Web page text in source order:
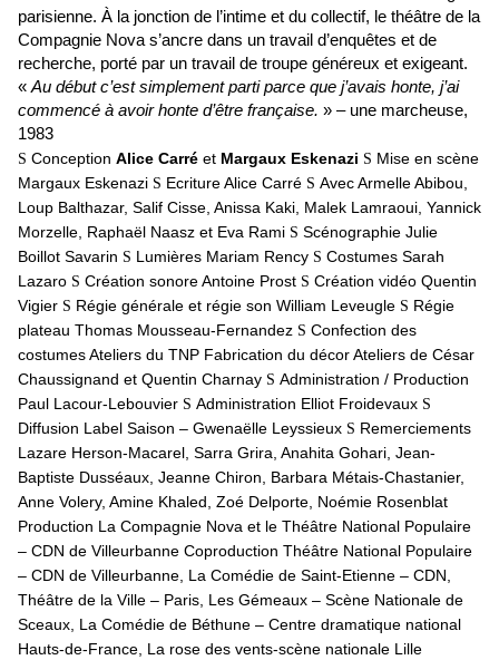
parisienne. À la jonction de l’intime et du collectif, le théâtre de la
Compagnie Nova s’ancre dans un travail d’enquêtes et de
recherche, porté par un travail de troupe généreux et exigeant.
«Au début c’est simplement parti parce que j’avais honte, j’ai
commencé à avoir honte d’être française. » – une marcheuse,
1983
S Conception Alice Carré et Margaux Eskenazi S Mise en scène
Margaux Eskenazi S Ecriture Alice Carré S Avec Armelle Abibou,
Loup Balthazar, Salif Cisse, Anissa Kaki, Malek Lamraoui, Yannick
Morzelle, Raphaël Naasz et Eva Rami S Scénographie Julie
Boillot Savarin S Lumières Mariam Rency S Costumes Sarah
Lazaro S Création sonore Antoine Prost S Création vidéo Quentin
Vigier S Régie générale et régie son William Leveugle S Régie
plateau Thomas Mousseau-Fernandez S Confection des
costumes Ateliers du TNP Fabrication du décor Ateliers de César
Chaussignand et Quentin Charnay S Administration / Production
Paul Lacour-Lebouvier S Administration Elliot Froidevaux S
Diffusion Label Saison – Gwenaëlle Leyssieux S Remerciements
Lazare Herson-Macarel, Sarra Grira, Anahita Gohari, Jean-
Baptiste Dusséaux, Jeanne Chiron, Barbara Métais-Chastanier,
Anne Volery, Amine Khaled, Zoé Delporte, Noémie Rosenblat
Production La Compagnie Nova et le Théâtre National Populaire
– CDN de Villeurbanne Coproduction Théâtre National Populaire
– CDN de Villeurbanne, La Comédie de Saint-Etienne – CDN,
Théâtre de la Ville – Paris, Les Gémeaux – Scène Nationale de
Sceaux, La Comédie de Béthune – Centre dramatique national
Hauts-de-France, La rose des vents-scène nationale Lille